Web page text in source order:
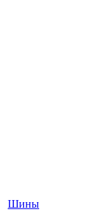
Шины